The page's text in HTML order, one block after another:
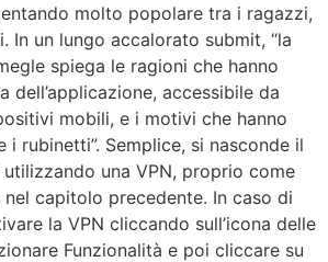
molto popolare tra i ragazzi,
In un lungo accalorato submit, “la
spiega le ragioni che hanno
dell’applicazione, accessibile da
mobili, e i motivi che hanno
i rubinetti”. Semplice, si nasconde il
una VPN, proprio come
capitolo precedente. In caso di
la VPN cliccando sull’icona delle
Funzionalità e poi cliccare su